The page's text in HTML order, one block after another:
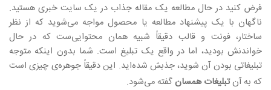
فرض کنید در حال مطالعه یک مقاله جذاب در یک سایت خبری هستید.
ناگهان با یک پیشنهاد مطالعه یا محصول مواجه می‌شوید که از نظر
ساختار، فونت و قالب دقیقاً شبیه همان محتوایی‌ست که در حال
خواندنش بودید، اما در واقع یک تبلیغ است. شما بدون اینکه متوجه
تبلیغاتی بودن آن شوید، جذبش شده‌اید. این دقیقاً جوهره‌ی چیزی است
که به آنتبلیغات همسانگفته می‌شود.